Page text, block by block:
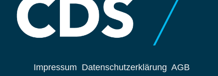
Impressum Datenschutzerklärung AGB